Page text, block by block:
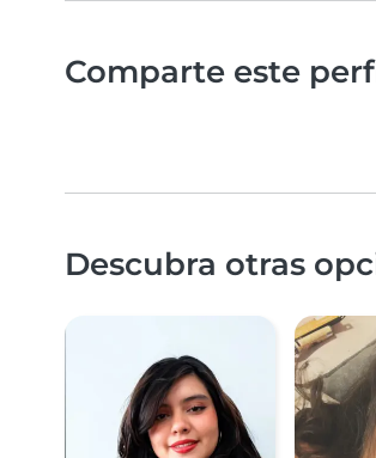
Comparte este
Descubra otras